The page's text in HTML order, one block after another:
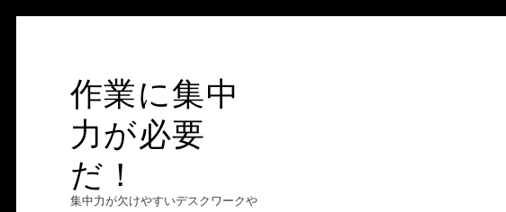
作業に集中
力が必要
だ！
集中力が欠けやすいデスクワークや